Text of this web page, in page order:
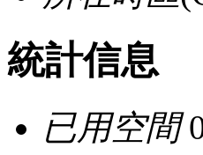
統計信息
已用空間